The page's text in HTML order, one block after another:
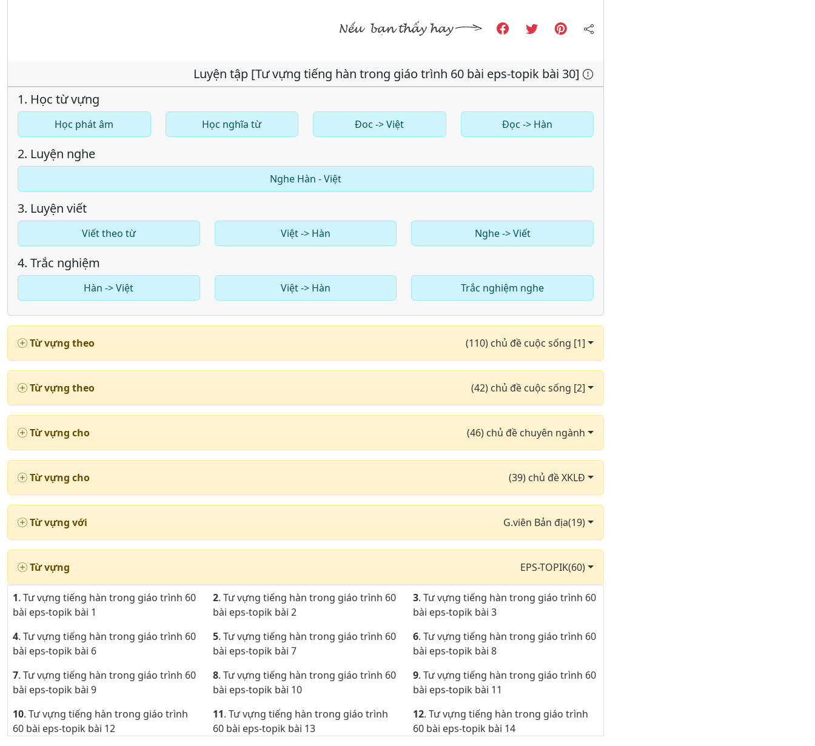
Luyện tập [Tư vựng tiếng hàn trong giáo trình 60 bài eps-topik bài 30]
1. Học từ vựng
Học phát âm Học nghĩa từ Đoc -> Việt Đọc -> Hàn
2. Luyện nghe
Nghe Hàn - Việt
3. Luyện viết
Viết theo từ Việt -> Hàn Nghe -> Viết
4. Trắc nghiệm
Hàn -> Việt Việt -> Hàn Trắc nghiệm nghe
Từ vựng theo (110) chủ đề cuộc sống [1]
Từ vựng theo (42) chủ đề cuộc sống [2]
Từ vựng cho (46) chủ đề chuyên ngành
Từ vựng cho (39) chủ đề XKLĐ
Từ vựng với G.viên Bản địa(19)
Từ vựng EPS-TOPIK(60)
1. Tư vựng tiếng hàn trong giáo trình 60
bài eps-topik bài 1
2. Tư vựng tiếng hàn trong giáo trình 60
bài eps-topik bài 2
3. Tư vựng tiếng hàn trong giáo trình 60
bài eps-topik bài 3
4. Tư vựng tiếng hàn trong giáo trình 60
bài eps-topik bài 6
5. Tư vựng tiếng hàn trong giáo trình 60
bài eps-topik bài 7
6. Tư vựng tiếng hàn trong giáo trình 60
bài eps-topik bài 8
7. Tư vựng tiếng hàn trong giáo trình 60
bài eps-topik bài 9
8. Tư vựng tiếng hàn trong giáo trình 60
bài eps-topik bài 10
9. Tư vựng tiếng hàn trong giáo trình 60
bài eps-topik bài 11
10. Tư vựng tiếng hàn trong giáo trình
60 bài eps-topik bài 12
11. Tư vựng tiếng hàn trong giáo trình
60 bài eps-topik bài 13
12. Tư vựng tiếng hàn trong giáo trình
60 bài eps-topik bài 14